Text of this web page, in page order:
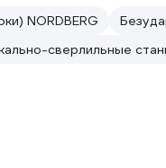
NORDBERG
сверлильные